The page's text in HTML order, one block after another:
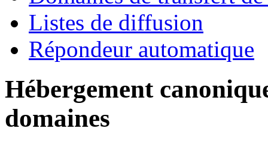
Listes de diffusion
Répondeur automatique
Hébergement
domaines